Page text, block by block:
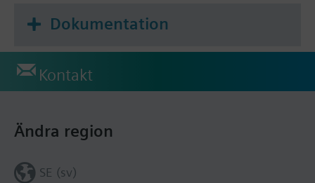
Dokumentation
Kontakt
Ändra region
SE (sv)